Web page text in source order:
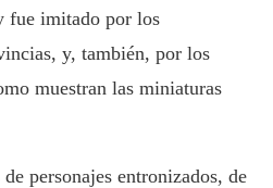
fue imitado por los
y, también, por los
muestran las miniaturas
personajes entronizados, de